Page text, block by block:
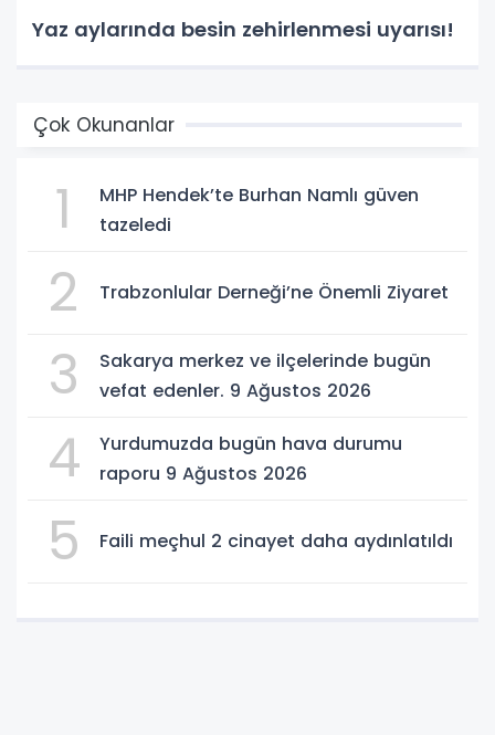
Yaz aylarında besin zehirlenmesi uyarısı!
Çok Okunanlar
1
MHP Hendek’te Burhan Namlı güven
tazeledi
2 Trabzonlular Derneği’ne Önemli Ziyaret
3
Sakarya merkez ve ilçelerinde bugün
vefat edenler. 9 Ağustos 2026
4
Yurdumuzda bugün hava durumu
raporu 9 Ağustos 2026
5 Faili meçhul 2 cinayet daha aydınlatıldı